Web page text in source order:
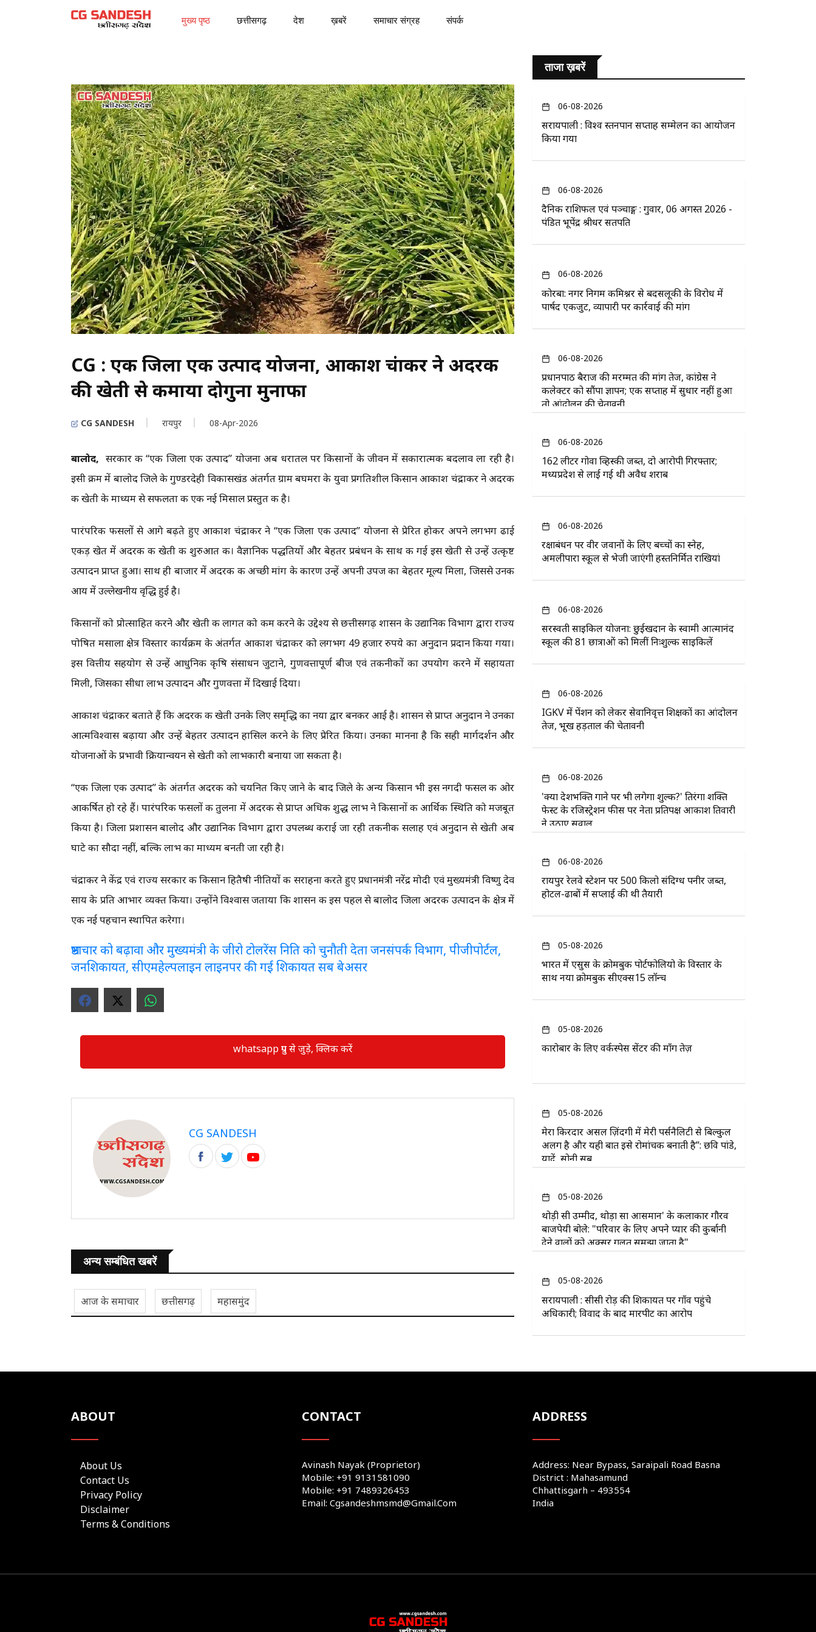
मुख्य पृष्ठ छत्तीसगढ़ देश ख़बरें समाचार संग्रह संपर्क
CG : एक जिला एक उत्पाद योजना, आकाश चंद्राकर ने अदरक
की खेती से कमाया दोगुना मुनाफा
CG SANDESH रायपुर 08-Apr-2026
बालोद, सरकार की “एक जिला एक उत्पाद” योजना अब धरातल पर किसानों के जीवन में सकारात्मक बदलाव ला रही है।
इसी क्रम में बालोद जिले के गुण्डरदेही विकासखंड अंतर्गत ग्राम बघमरा के युवा प्रगतिशील किसान आकाश चंद्राकर ने अदरक
की खेती के माध्यम से सफलता की एक नई मिसाल प्रस्तुत की है।
पारंपरिक फसलों से आगे बढ़ते हुए आकाश चंद्राकर ने “एक जिला एक उत्पाद” योजना से प्रेरित होकर अपने लगभग ढाई
एकड़ खेत में अदरक की खेती की शुरुआत की। वैज्ञानिक पद्धतियों और बेहतर प्रबंधन के साथ की गई इस खेती से उन्हें उत्कृष्ट
उत्पादन प्राप्त हुआ। साथ ही बाजार में अदरक की अच्छी मांग के कारण उन्हें अपनी उपज का बेहतर मूल्य मिला, जिससे उनकी
आय में उल्लेखनीय वृद्धि हुई है।
किसानों को प्रोत्साहित करने और खेती की लागत को कम करने के उद्देश्य से छत्तीसगढ़ शासन के उद्यानिकी विभाग द्वारा राज्य
पोषित मसाला क्षेत्र विस्तार कार्यक्रम के अंतर्गत आकाश चंद्राकर को लगभग 49 हजार रुपये का अनुदान प्रदान किया गया।
इस वित्तीय सहयोग से उन्हें आधुनिक कृषि संसाधन जुटाने, गुणवत्तापूर्ण बीज एवं तकनीकों का उपयोग करने में सहायता
मिली, जिसका सीधा लाभ उत्पादन और गुणवत्ता में दिखाई दिया।
आकाश चंद्राकर बताते हैं कि अदरक की खेती उनके लिए समृद्धि का नया द्वार बनकर आई है। शासन से प्राप्त अनुदान ने उनका
आत्मविश्वास बढ़ाया और उन्हें बेहतर उत्पादन हासिल करने के लिए प्रेरित किया। उनका मानना है कि सही मार्गदर्शन और
योजनाओं के प्रभावी क्रियान्वयन से खेती को लाभकारी बनाया जा सकता है।
“एक जिला एक उत्पाद” के अंतर्गत अदरक को चयनित किए जाने के बाद जिले के अन्य किसान भी इस नगदी फसल की ओर
आकर्षित हो रहे हैं। पारंपरिक फसलों की तुलना में अदरक से प्राप्त अधिक शुद्ध लाभ ने किसानों की आर्थिक स्थिति को मजबूत
किया है। जिला प्रशासन बालोद और उद्यानिकी विभाग द्वारा उपलब्ध कराई जा रही तकनीकी सलाह एवं अनुदान से खेती अब
घाटे का सौदा नहीं, बल्कि लाभ का माध्यम बनती जा रही है।
चंद्राकर ने केंद्र एवं राज्य सरकार की किसान हितैषी नीतियों की सराहना करते हुए प्रधानमंत्री नरेंद्र मोदी एवं मुख्यमंत्री विष्णु देव
साय के प्रति आभार व्यक्त किया। उन्होंने विश्वास जताया कि शासन की इस पहल से बालोद जिला अदरक उत्पादन के क्षेत्र में
एक नई पहचान स्थापित करेगा।
भ्रष्टाचार को बढ़ावा और मुख्यमंत्री के जीरो टोलरेंस निति को चुनौती देता जनसंपर्क विभाग, पीजीपोर्टल,
जनशिकायत, सीएमहेल्पलाइन लाइनपर की गई शिकायत सब बेअसर
whatsapp ग्रुप से जुड़े, क्लिक करें
CG SANDESH
अन्य सम्बंधित खबरें
आज के समाचार छत्तीसगढ़ महासमुंद
ताजा ख़बरें
06-08-2026
सरायपाली : विश्व स्तनपान सप्ताह सम्मेलन का आयोजन
किया गया
06-08-2026
दैनिक राशिफल एवं पञ्चाङ्ग : गुरुवार, 06 अगस्त 2026 -
पंडित भूपेंद्र श्रीधर सतपति
06-08-2026
कोरबा: नगर निगम कमिश्नर से बदसलूकी के विरोध में
पार्षद एकजुट, व्यापारी पर कार्रवाई की मांग
06-08-2026
प्रधानपाठ बैराज की मरम्मत की मांग तेज, कांग्रेस ने
कलेक्टर को सौंपा ज्ञापन; एक सप्ताह में सुधार नहीं हुआ
तो आंदोलन की चेतावनी
06-08-2026
162 लीटर गोवा व्हिस्की जब्त, दो आरोपी गिरफ्तार;
मध्यप्रदेश से लाई गई थी अवैध शराब
06-08-2026
रक्षाबंधन पर वीर जवानों के लिए बच्चों का स्नेह,
अमलीपारा स्कूल से भेजी जाएंगी हस्तनिर्मित राखियां
06-08-2026
सरस्वती साइकिल योजना: छुईखदान के स्वामी आत्मानंद
स्कूल की 81 छात्राओं को मिलीं निःशुल्क साइकिलें
06-08-2026
IGKV में पेंशन को लेकर सेवानिवृत्त शिक्षकों का आंदोलन
तेज, भूख हड़ताल की चेतावनी
06-08-2026
'क्या देशभक्ति गाने पर भी लगेगा शुल्क?' तिरंगा शक्ति
फेस्ट के रजिस्ट्रेशन फीस पर नेता प्रतिपक्ष आकाश तिवारी
ने उठाए सवाल
06-08-2026
रायपुर रेलवे स्टेशन पर 500 किलो संदिग्ध पनीर जब्त,
होटल-ढाबों में सप्लाई की थी तैयारी
05-08-2026
भारत में एसुस के क्रोमबुक पोर्टफोलियो के विस्तार के
साथ नया क्रोमबुक सीएक्स15 लॉन्च
05-08-2026
कारोबार के लिए वर्कस्पेस सेंटर की माँग तेज़
05-08-2026
मेरा किरदार असल ज़िंदगी में मेरी पर्सनैलिटी से बिल्कुल
अलग है और यही बात इसे रोमांचक बनाती है”: छवि पांडे,
यादें, सोनी सब
05-08-2026
थोड़ी सी उम्मीद, थोड़ा सा आसमान' के कलाकार गौरव
बाजपेयी बोले: "परिवार के लिए अपने प्यार की कुर्बानी
देने वालों को अक्सर गलत समझा जाता है"
05-08-2026
सरायपाली : सीसी रोड़ की शिकायत पर गाँव पहुंचे
अधिकारी; विवाद के बाद मारपीट का आरोप
ABOUT
About Us
Contact Us
Privacy Policy
Disclaimer
Terms & Conditions
CONTACT
Avinash Nayak (Proprietor)
Mobile: +91 9131581090
Mobile: +91 7489326453
Email: Cgsandeshmsmd@gmail.com
ADDRESS
Address: Near Bypass, Saraipali Road Basna
District : Mahasamund
Chhattisgarh – 493554
India